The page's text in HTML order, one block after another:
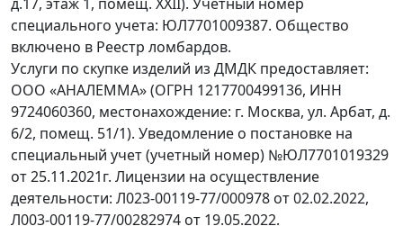
д.17, этаж 1, помещ. XXII). Учетный номер
специального учета: ЮЛ7701009387. Общество
включено в Реестр ломбардов.
Услуги по скупке изделий из ДМДК предоставляет:
ООО «АНАЛЕММА» (ОГРН 1217700499136, ИНН
9724060360, местонахождение: г. Москва, ул. Арбат, д.
6/2, помещ. 51/1). Уведомление о постановке на
специальный учет (учетный номер) №ЮЛ7701019329
от 25.11.2021г. Лицензии на осуществление
деятельности: Л023-00119-77/000978 от 02.02.2022,
Л003-00119-77/00282974 от 19.05.2022.